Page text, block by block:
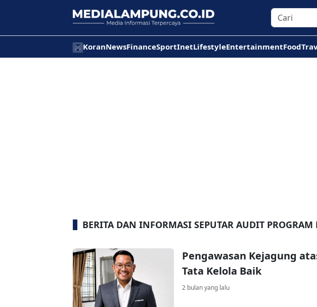
KoranNewsFinanceSportInetLifestyleEntertainmentFood
BERITA DAN INFORMASI SEPUTAR AUDIT PROGRAM
Pengawasan Kejagung
Tata Kelola Baik
2 bulan yang lalu